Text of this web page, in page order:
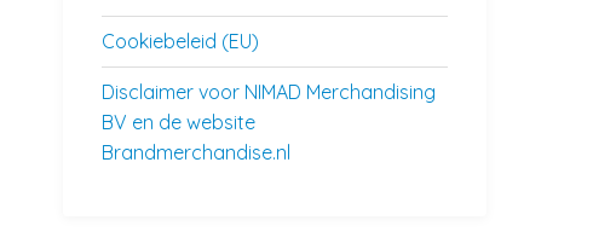
Cookiebeleid (EU)
Disclaimer voor NIMAD Merchandising
BV en de website
Brandmerchandise.nl